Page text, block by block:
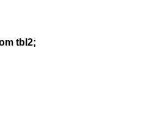
tbl2;